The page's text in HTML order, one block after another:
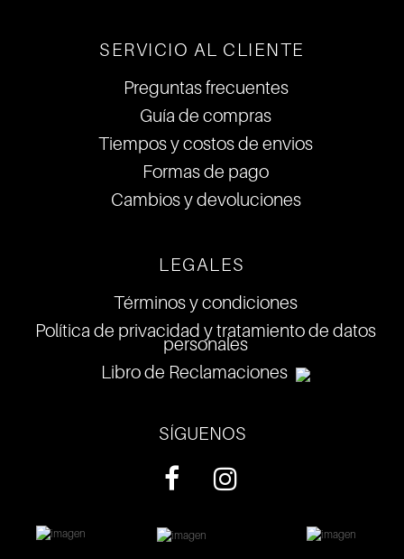
SERVICIO AL CLIENTE
Preguntas frecuentes
Guía de compras
Tiempos y costos de envios
Formas de pago
Cambios y devoluciones
LEGALES
Términos y condiciones
Política de privacidad y tratamiento de datos
personales
Libro de Reclamaciones
SÍGUENOS